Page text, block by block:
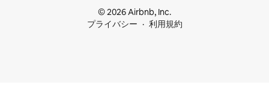
© 2026 Airbnb, Inc.
プライバシー
利用規約